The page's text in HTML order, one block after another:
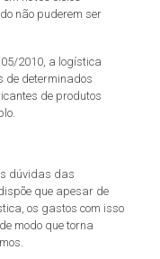
não puderem ser
2010, a logística
de determinados
de produtos
dúvidas das
que apesar de
os gastos com isso
modo que torna